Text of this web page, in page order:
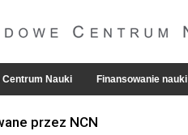
Centrum Nauki Finansowanie nauki
przez NCN